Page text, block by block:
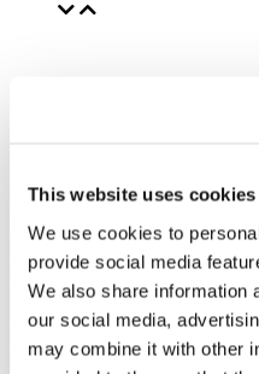
This website uses cookies
We use cookies to
provide social media
We also share information
our social media,
may combine it with other